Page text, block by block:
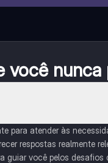
você nunca
para atender às
respostas realmente
guiar você pelos